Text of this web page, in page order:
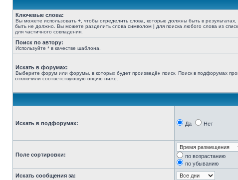
Ключевые слова:
Вы можете использовать + , чтобы определить слова, которые должны быть в результатах,
быть не должно. Вы можете разделить слова символом | для поиска любого слова из
для частичного совпадения.
Поиск по автору:
Используйте * в качестве шаблона.
Искать в форумах:
Выберите форум или форумы, в которых будет произведён поиск. Поиск в подфорумах
отключили соответствующую опцию ниже.
Искать в подфорумах: Да Нет
Поле сортировки:
по возрастанию
по убыванию
Искать сообщения за: